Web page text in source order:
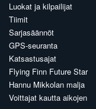
Luokat ja kilpailijat
Tiimit
Sarjasäännöt
GPS-seuranta
Katsastusajat
Flying Finn Future Star
Hannu Mikkolan malja
Voittajat kautta aikojen